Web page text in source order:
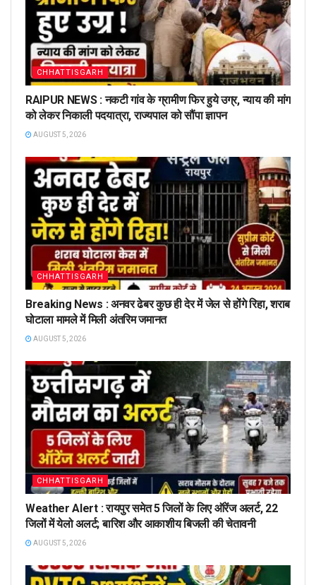
CHHATTISGARH
RAIPUR NEWS : नकटी गांव के ग्रामीण फिर हुये उग्र, न्याय की मांग
को लेकर निकाली पदयात्रा, राज्यपाल को सौंपा ज्ञापन
AUGUST 5, 2026
CHHATTISGARH
Breaking News : अनवर ढेबर कुछ ही देर में जेल से होंगे रिहा, शराब
घोटाला मामले में मिली अंतरिम जमानत
AUGUST 5, 2026
CHHATTISGARH
Weather Alert : रायपुर समेत 5 जिलों के लिए ऑरेंज अलर्ट, 22
जिलों में येलो अलर्ट; बारिश और आकाशीय बिजली की चेतावनी
AUGUST 5, 2026